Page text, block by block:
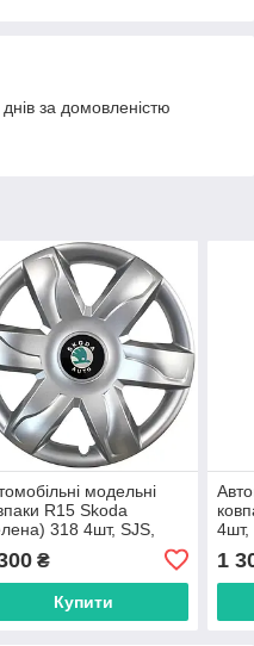
за домовленістю
модельні
R15 Skoda
318 4шт, SJS,
₴
Купити
4шт,
1